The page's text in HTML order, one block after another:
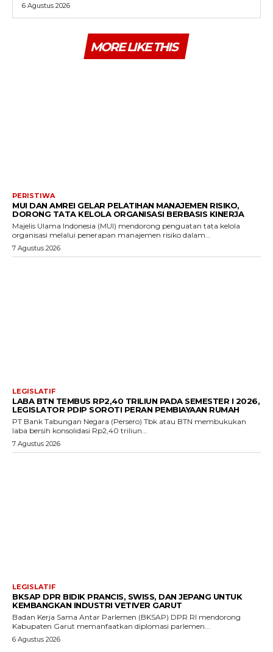
6 Agustus 2026
MORE LIKE THIS
PERISTIWA
MUI DAN AMREI GELAR PELATIHAN MANAJEMEN RISIKO,
DORONG TATA KELOLA ORGANISASI BERBASIS KINERJA
Majelis Ulama Indonesia (MUI) mendorong penguatan tata kelola
organisasi melalui penerapan manajemen risiko dalam...
7 Agustus 2026
LEGISLATIF
LABA BTN TEMBUS RP2,40 TRILIUN PADA SEMESTER I 2026,
LEGISLATOR PDIP SOROTI PERAN PEMBIAYAAN RUMAH
PT Bank Tabungan Negara (Persero) Tbk atau BTN membukukan
laba bersih konsolidasi Rp2,40 triliun...
7 Agustus 2026
LEGISLATIF
BKSAP DPR BIDIK PRANCIS, SWISS, DAN JEPANG UNTUK
KEMBANGKAN INDUSTRI VETIVER GARUT
Badan Kerja Sama Antar Parlemen (BKSAP) DPR RI mendorong
Kabupaten Garut memanfaatkan diplomasi parlemen...
6 Agustus 2026